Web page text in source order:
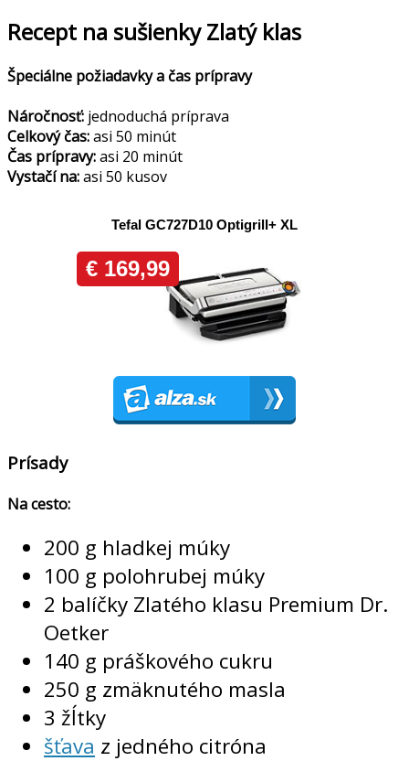
Recept na sušienky Zlatý klas
Špeciálne požiadavky a čas prípravy
Náročnosť: jednoduchá príprava
Celkový čas:asi 50 minút
Čas prípravy:asi 20 minút
Vystačí na:asi 50 kusov
Prísady
Na cesto:
200 g hladkej múky
100 g polohrubej múky
2 balíčky Zlatého klasu Premium Dr.
Oetker
140 g práškového cukru
250 g zmäknutého masla
3 žĺtky
šťava z jedného citróna